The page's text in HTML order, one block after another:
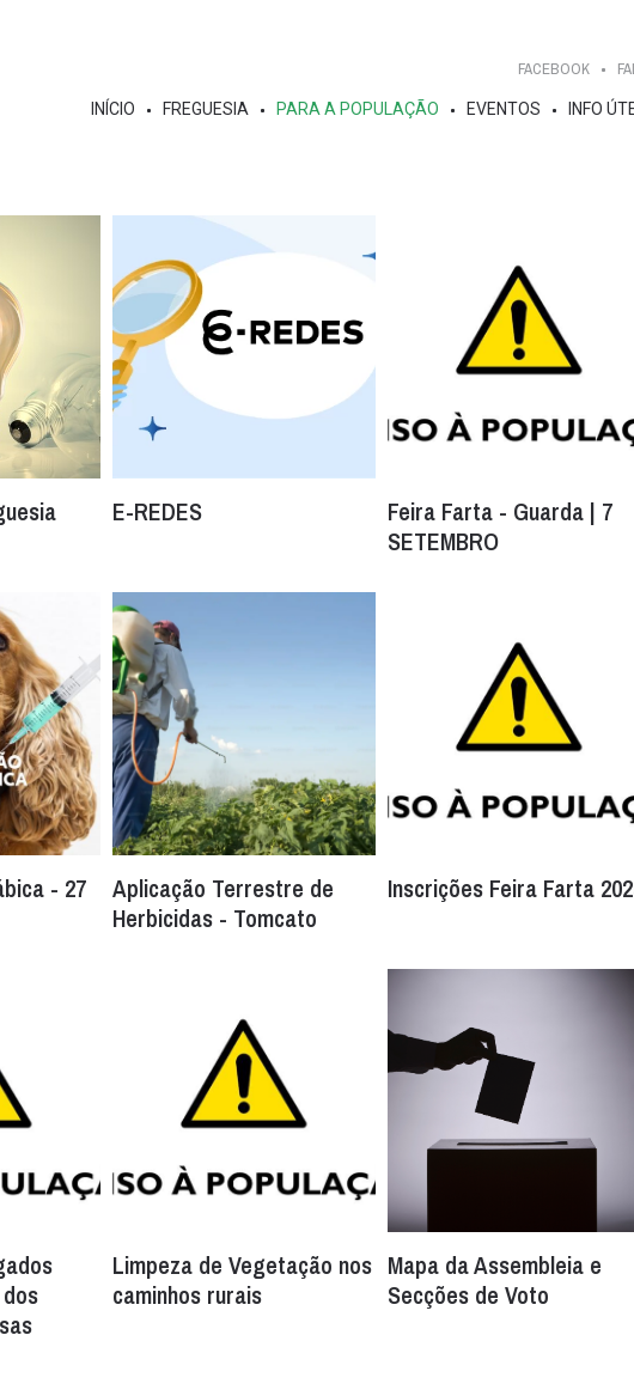
FACEBOOK
INÍCIO FREGUESIA PARA A POPULAÇÃO EVENTOS INFO
E-REDES
Feira Farta - Guarda | 7
SETEMBRO
- 27
Aplicação Terrestre de
Herbicidas - Tomcato
Inscrições Feira Farta
Limpeza de Vegetação nos
caminhos rurais
Mapa da Assembleia e
Secções de Voto